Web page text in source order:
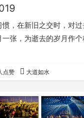
在新旧之交时，对过
月一张，为逝去的岁
点赞 大道如水